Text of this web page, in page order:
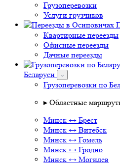
Грузоперевозки
Услуги грузчиков
Квартирные переезды
Офисные переезды
Дачные переезды
Беларуси
Грузоперевозки по
▸ Областные
Минск ↔ Брест
Минск ↔ Витебск
Минск ↔ Гомель
Минск ↔ Гродно
Минск ↔ Могилев